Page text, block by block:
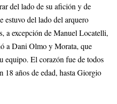
del lado de su afición y de
estuvo del lado del arquero
a excepción de Manuel Locatelli,
a Dani Olmo y Morata, que
equipo. El corazón fue de todos
18 años de edad, hasta Giorgio